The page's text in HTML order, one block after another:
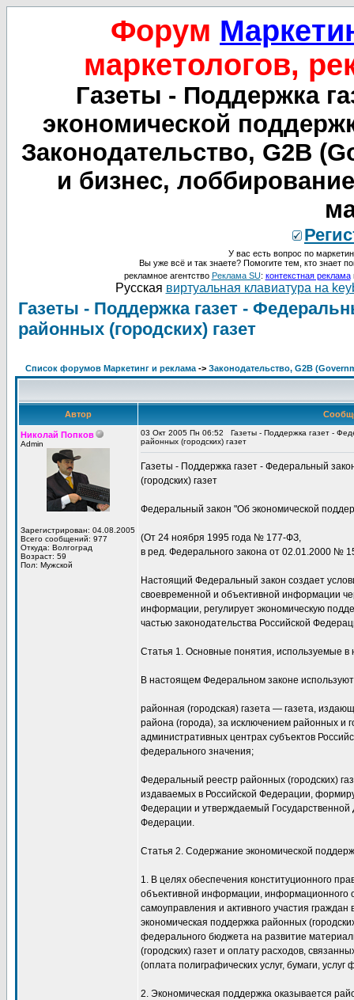
Форум
маркетологов,
Газеты - Поддержка
экономической
Законодательство, G2B
и бизнес,
У вас есть вопрос по
Вы уже всё и так знаете? Помогите тем, кто знает
рекламное агентство Реклама SU: контекстная реклама
Русская виртуальная клавиатура на
Газеты - Поддержка газет -
районных (городских) газет
Список форумов Маркетинг и реклама -> Законодательство, G2B
Автор
Николай Попков
Admin
Зарегистрирован: 04.08.2005
Всего сообщений: 977
Откуда: Волгоград
Возраст: 59
Пол: Мужской
03 Окт 2005 Пн 06:52
Газеты - Поддержка газет -
районных (городских) газет
Газеты - Поддержка газет - Федеральный
(городских) газет
Федеральный закон "Об экономической
(От 24 ноября 1995 года № 177-ФЗ,
в ред. Федерального закона от 02.01.2000 №
Настоящий Федеральный закон создает
своевременной и объективной информации
информации, регулирует экономическую
частью законодательства Российской
Статья 1. Основные понятия, используемые
В настоящем Федеральном законе
районная (городская) газета — газета,
района (города), за исключением районных и
административных центрах субъектов
федерального значения;
Федеральный реестр районных (городских)
издаваемых в Российской Федерации,
Федерации и утверждаемый
Федерации.
Статья 2. Содержание экономической
1. В целях обеспечения конституционного
объективной информации, информационного
самоуправления и активного участия
экономическая поддержка районных
федерального бюджета на развитие
(городских) газет и оплату расходов,
(оплата полиграфических услуг, бумаги,
2. Экономическая поддержка оказывается